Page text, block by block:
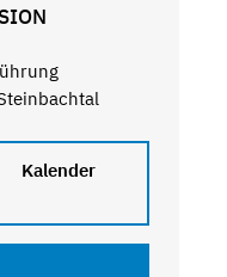
Kalender